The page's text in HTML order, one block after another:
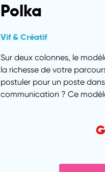
Polka
Vif & Créatif
Sur deux colonnes, le
la richesse de votre
postuler pour un poste
communication ? Ce